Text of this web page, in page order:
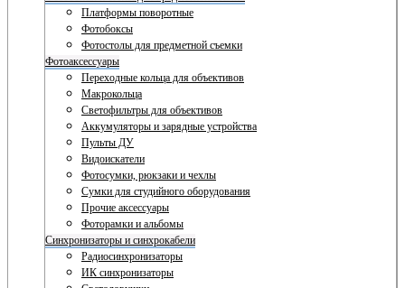
Платформы поворотные
Фотобоксы
Фотостолы для предметной съемки
Фотоаксессуары
Переходные кольца для объективов
Макрокольца
Светофильтры для объективов
Аккумуляторы и зарядные устройства
Пульты ДУ
Видоискатели
Фотосумки, рюкзаки и чехлы
Сумки для студийного оборудования
Прочие аксессуары
Фоторамки и альбомы
Синхронизаторы и синхрокабели
Радиосинхронизаторы
ИК синхронизаторы